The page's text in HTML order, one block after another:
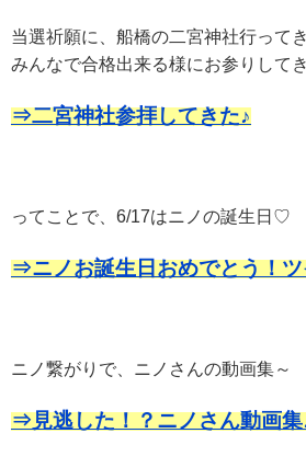
当選祈願に、船橋の二宮神社行って
みんなで合格出来る様にお参りして
⇒二宮神社参拝してきた♪
ってことで、6/17はニノの誕生日♡
⇒ニノお誕生日おめでとう！ツ
ニノ繋がりで、ニノさんの動画集～
⇒見逃した！？ニノさん動画集